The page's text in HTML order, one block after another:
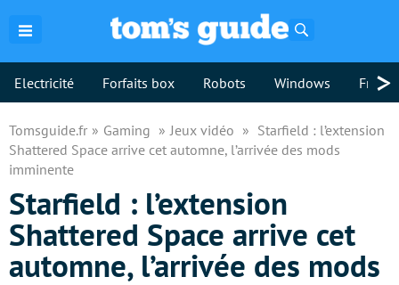
Electricité Forfaits box Robots Windows >
Tomsguide.fr Gaming Jeux vidéo
Starfield : l’extension
Shattered Space arrive cet automne, l’arrivée des mods
imminente
Starfield : l’extension
Shattered Space arrive cet
automne, l’arrivée des mods